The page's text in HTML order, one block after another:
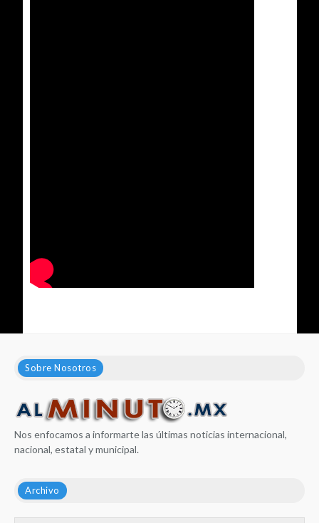
Sobre Nosotros
Nos enfocamos a informarte las últimas noticias internacional,
nacional, estatal y municipal.
Archivo